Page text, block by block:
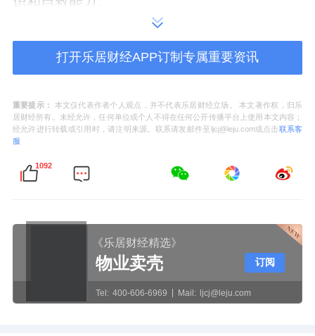
济南华庭警民联动“打通生命通道”集中攻坚行动
“以前觉得楼道堆点东西没啥，今天亲眼看到模
拟烟雾和疏散过程，才知道关键时刻那真是’生
命通道’。一位参与演练的业主深有感触地说。
辖区民警也点赞道:“这种物业 警方 业主三方联
民真正动起来了，安全意识才能扎下根。”
随州吾悦楼道清理专项行动
此次专项行动，不仅是新城悦服务对“安全生产
打开乐居财经APP订制专属重要资讯
重要提示：
本文仅代表作者个人观点，并不代表乐居财经立场。 本文著作权，归乐
居财经所有。未经允许，任何单位或个人不得在任何公开传播平台上使用本文内容；
经允许进行转载或引用时，请注明来源。联系请发邮件至ljcj@leju.com或点击联系客
服
1092
《乐居财经精选》
物业卖壳
Tel: 400-606-6969 Mail: ljcj@leju.com
订阅